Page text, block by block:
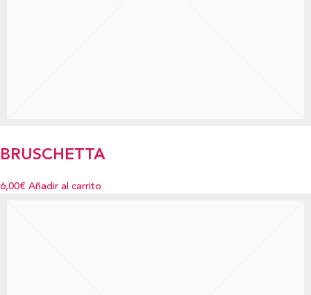
BRUSCHETTA
6,00€ Añadir al carrito